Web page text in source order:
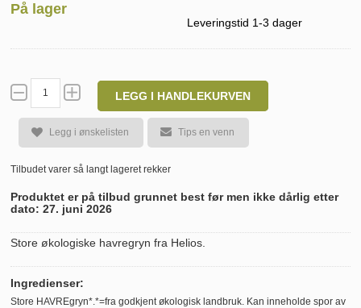
På lager
Leveringstid 1-3 dager
LEGG I HANDLEKURVEN
Legg i ønskelisten Tips en venn
Tilbudet varer så langt lageret rekker
Produktet er på tilbud grunnet best før men ikke dårlig etter
dato: 27. juni 2026
Store økologiske havregryn fra Helios.
Ingredienser:
Store HAVREgryn*.*=fra godkjent økologisk landbruk. Kan inneholde spor av